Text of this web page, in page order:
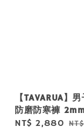
【TAVARUA】
防磨防寒褲
Sale
NT$ 2,880